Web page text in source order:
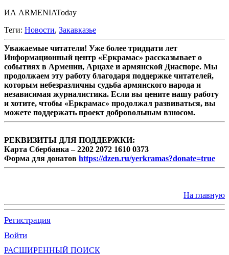
ИА ARMENIAToday
Теги: Новости, Закавказье
Уважаемые читатели! Уже более тридцати лет
Информационный центр «Еркрамас» рассказывает о
событиях в Армении, Арцахе и армянской Диаспоре. Мы
продолжаем эту работу благодаря поддержке читателей,
которым небезразличны судьба армянского народа и
независимая журналистика. Если вы цените нашу работу
и хотите, чтобы «Еркрамас» продолжал развиваться, вы
можете поддержать проект добровольным взносом.
РЕКВИЗИТЫ ДЛЯ ПОДДЕРЖКИ:
Карта Сбербанка – 2202 2072 1610 0373
Форма для донатов https://dzen.ru/yerkramas?donate=true
На главную
Регистрация
Войти
РАСШИРЕННЫЙ ПОИСК